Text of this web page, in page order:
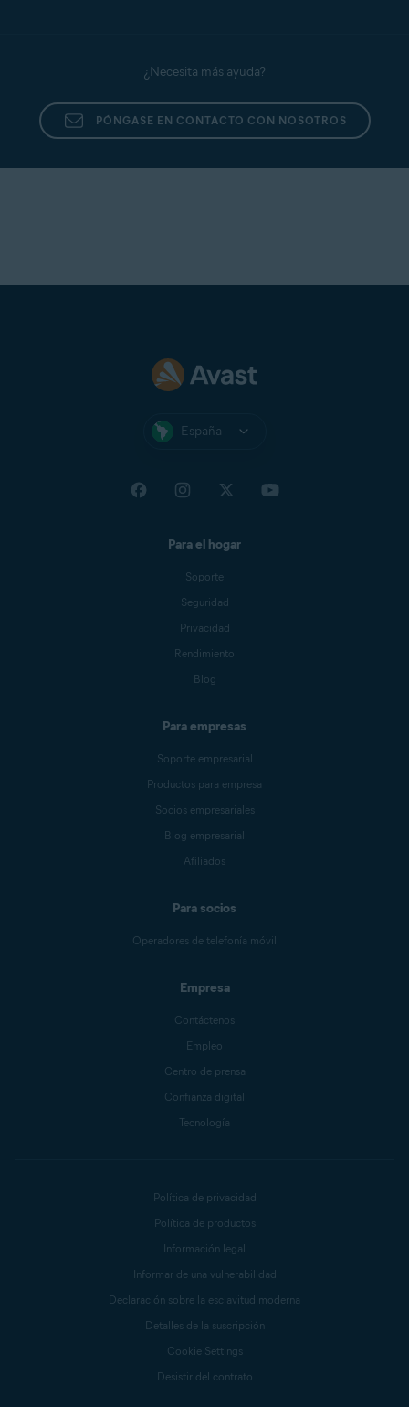
¿Necesita más ayuda?
PÓNGASE EN CONTACTO CON NOSOTROS
España
Para el hogar
Soporte
Seguridad
Privacidad
Rendimiento
Blog
Para empresas
Soporte empresarial
Productos para empresa
Socios empresariales
Blog empresarial
Afiliados
Para socios
Operadores de telefonía móvil
Empresa
Contáctenos
Empleo
Centro de prensa
Confianza digital
Tecnología
Política de privacidad
Política de productos
Información legal
Informar de una vulnerabilidad
Declaración sobre la esclavitud moderna
Detalles de la suscripción
Cookie Settings
Desistir del contrato